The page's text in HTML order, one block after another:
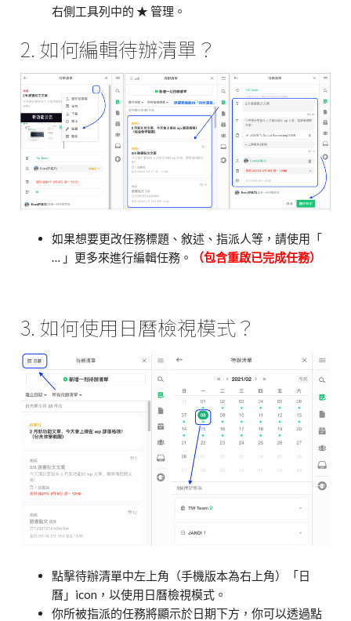
右側工具列中的 ★ 管理。
2. 如何編輯待辦清單？
如果想要更改任務標題、敘述、指派人等，請使用「
… 」更多來進行編輯任務。
（包含重啟已完成任務）
3. 如何使用日曆檢視模式？
點擊待辦清單中左上角（手機版本為右上角）「日
曆」icon，以使用日曆檢視模式。
你所被指派的任務將顯示於日期下方，你可以透過點